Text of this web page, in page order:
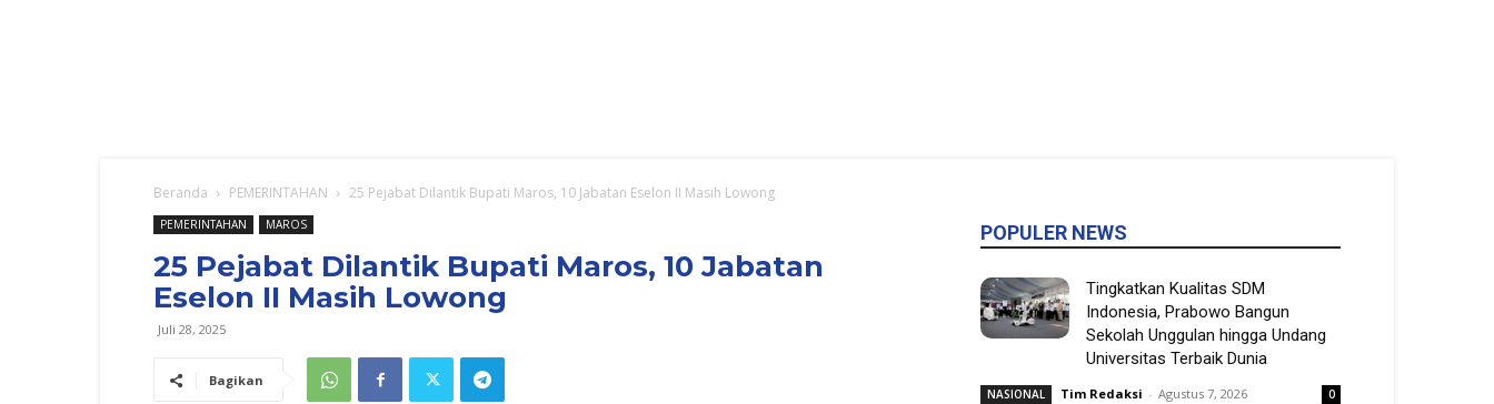
Beranda PEMERINTAHAN 25 Pejabat Dilantik Bupati Maros, 10 Jabatan Eselon II Masih Lowong
PEMERINTAHAN MAROS
25 Pejabat Dilantik Bupati Maros, 10 Jabatan
Eselon II Masih Lowong
Juli 28, 2025
Bagikan
POPULER NEWS
Tingkatkan Kualitas SDM
Indonesia, Prabowo Bangun
Sekolah Unggulan hingga Undang
Universitas Terbaik Dunia
NASIONAL Tim Redaksi - Agustus 7, 2026 0